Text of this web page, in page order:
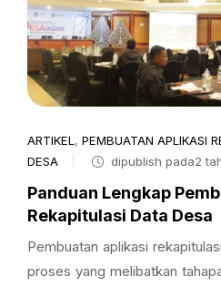
ARTIKEL , PEMBUATAN APLIKASI
DESA
dipublish pada2
Panduan Lengkap
Rekapitulasi Data Desa
Pembuatan aplikasi
proses yang melibatkan